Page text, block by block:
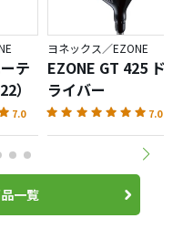
テ
）
7.0
ヨネックス／EZONE
EZONE GT 425 ド
ライバー
7.0
一覧